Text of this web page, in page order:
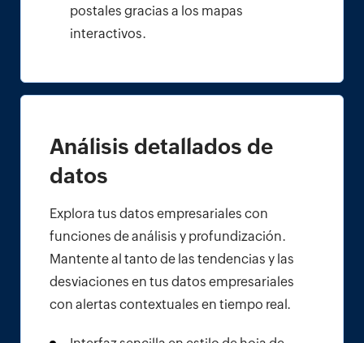
postales gracias a los mapas
interactivos.
Análisis detallados de
datos
Explora tus datos empresariales con
funciones de análisis y profundización.
Mantente al tanto de las tendencias y las
desviaciones en tus datos empresariales
con alertas contextuales en tiempo real.